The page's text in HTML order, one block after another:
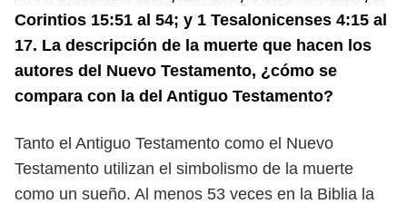
Corintios 15:51 al 54; y 1 Tesalonicenses 4:15 al
17. La descripción de la muerte que hacen los
autores del Nuevo Testamento, ¿cómo se
compara con la del Antiguo Testamento?
Tanto el Antiguo Testamento como el Nuevo
Testamento utilizan el simbolismo de la muerte
como un sueño. Al menos 53 veces en la Biblia la